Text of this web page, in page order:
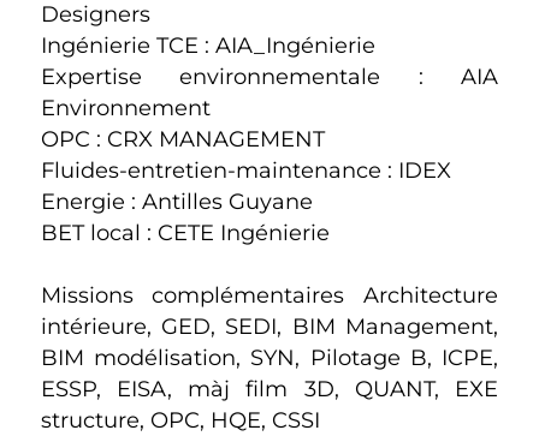
Designers
Ingénierie TCE : AIA_Ingénierie
Expertise environnementale : AIA
Environnement
OPC : CRX MANAGEMENT
Fluides-entretien-maintenance : IDEX
Energie : Antilles Guyane
BET local : CETE Ingénierie
Missions complémentaires Architecture
intérieure, GED, SEDI, BIM Management,
BIM modélisation, SYN, Pilotage B, ICPE,
ESSP, EISA, màj film 3D, QUANT, EXE
structure, OPC, HQE, CSSI